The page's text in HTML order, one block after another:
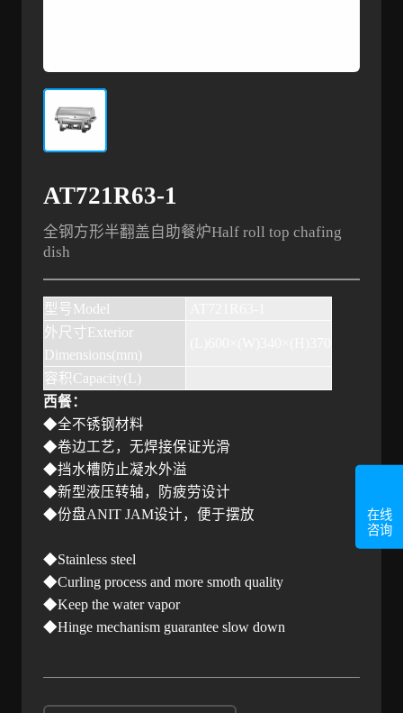
AT721R63-1
全钢方形半翻盖自助餐炉Half roll top chafing
dish
型号 Model
外尺寸 Exterior
Dimensions(mm)
容积Capacity(L)
西餐：
◆全不锈钢材料
◆卷边工艺，无焊接保证光滑
◆挡水槽防止凝水外溢
◆新型液压转轴，防疲劳设计
◆份盘ANIT JAM设计，便于摆放
◆Stainless steel
◆Curling process and more smoth quality
◆Keep the water vapor
◆Hinge mechanism guarantee slow down
在线
咨询